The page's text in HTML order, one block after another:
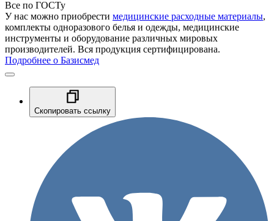
Все по ГОСТу
У нас можно приобрести медицинские расходные материалы,
комплекты одноразового белья и одежды, медицинские
инструменты и оборудование различных мировых
производителей. Вся продукция сертифицирована.
Подробнее о Базисмед
Скопировать ссылку